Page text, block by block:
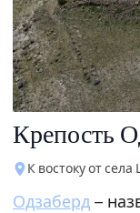
Крепость
К востоку от
Одзаберд –